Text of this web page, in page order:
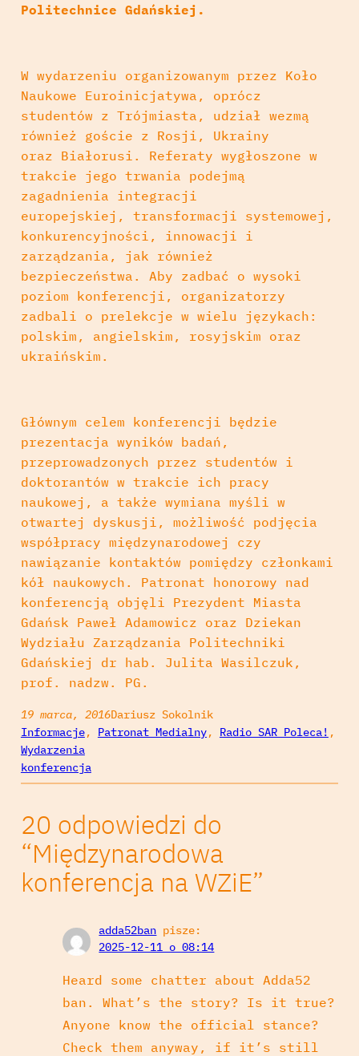
Politechnice Gdańskiej.
W wydarzeniu organizowanym przez Koło
Naukowe Euroinicjatywa, oprócz
studentów z Trójmiasta, udział wezmą
również goście z Rosji, Ukrainy
oraz Białorusi. Referaty wygłoszone w
trakcie jego trwania podejmą
zagadnienia integracji
europejskiej, transformacji systemowej,
konkurencyjności, innowacji i
zarządzania, jak również
bezpieczeństwa. Aby zadbać o wysoki
poziom konferencji, organizatorzy
zadbali o prelekcje w wielu językach:
polskim, angielskim, rosyjskim oraz
ukraińskim.
Głównym celem konferencji będzie
prezentacja wyników badań,
przeprowadzonych przez studentów i
doktorantów w trakcie ich pracy
naukowej, a także wymiana myśli w
otwartej dyskusji, możliwość podjęcia
współpracy międzynarodowej czy
nawiązanie kontaktów pomiędzy członkami
kół naukowych. Patronat honorowy nad
konferencją objęli Prezydent Miasta
Gdańsk Paweł Adamowicz oraz Dziekan
Wydziału Zarządzania Politechniki
Gdańskiej dr hab. Julita Wasilczuk,
prof. nadzw. PG.
19 marca, 2016Dariusz Sokolnik
Informacje, Patronat Medialny, Radio SAR Poleca!
Wydarzenia
konferencja
20 odpowiedzi do
“Międzynarodowa
konferencja na WZiE”
adda52ban pisze:
2025-12-11 o 08:14
Heard some chatter about Adda52
ban. What’s the story? Is it true?
Anyone know the official stance?
Check them anyway, if it’s still